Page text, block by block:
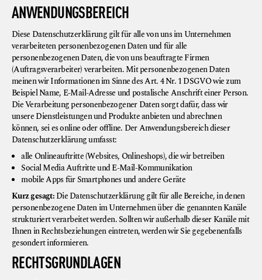
ANWENDUNGSBEREICH
Diese Datenschutzerklärung gilt für alle von uns im Unternehmen
verarbeiteten personenbezogenen Daten und für alle
personenbezogenen Daten, die von uns beauftragte Firmen
(Auftragsverarbeiter) verarbeiten. Mit personenbezogenen Daten
meinen wir Informationen im Sinne des Art. 4 Nr. 1 DSGVO wie zum
Beispiel Name, E-Mail-Adresse und postalische Anschrift einer Person.
Die Verarbeitung personenbezogener Daten sorgt dafür, dass wir
unsere Dienstleistungen und Produkte anbieten und abrechnen
können, sei es online oder offline. Der Anwendungsbereich dieser
Datenschutzerklärung umfasst:
alle Onlineauftritte (Websites, Onlineshops), die wir betreiben
Social Media Auftritte und E-Mail-Kommunikation
mobile Apps für Smartphones und andere Geräte
Kurz gesagt:Die Datenschutzerklärung gilt für alle Bereiche, in denen
personenbezogene Daten im Unternehmen über die genannten Kanäle
strukturiert verarbeitet werden. Sollten wir außerhalb dieser Kanäle mit
Ihnen in Rechtsbeziehungen eintreten, werden wir Sie gegebenenfalls
gesondert informieren.
RECHTSGRUNDLAGEN